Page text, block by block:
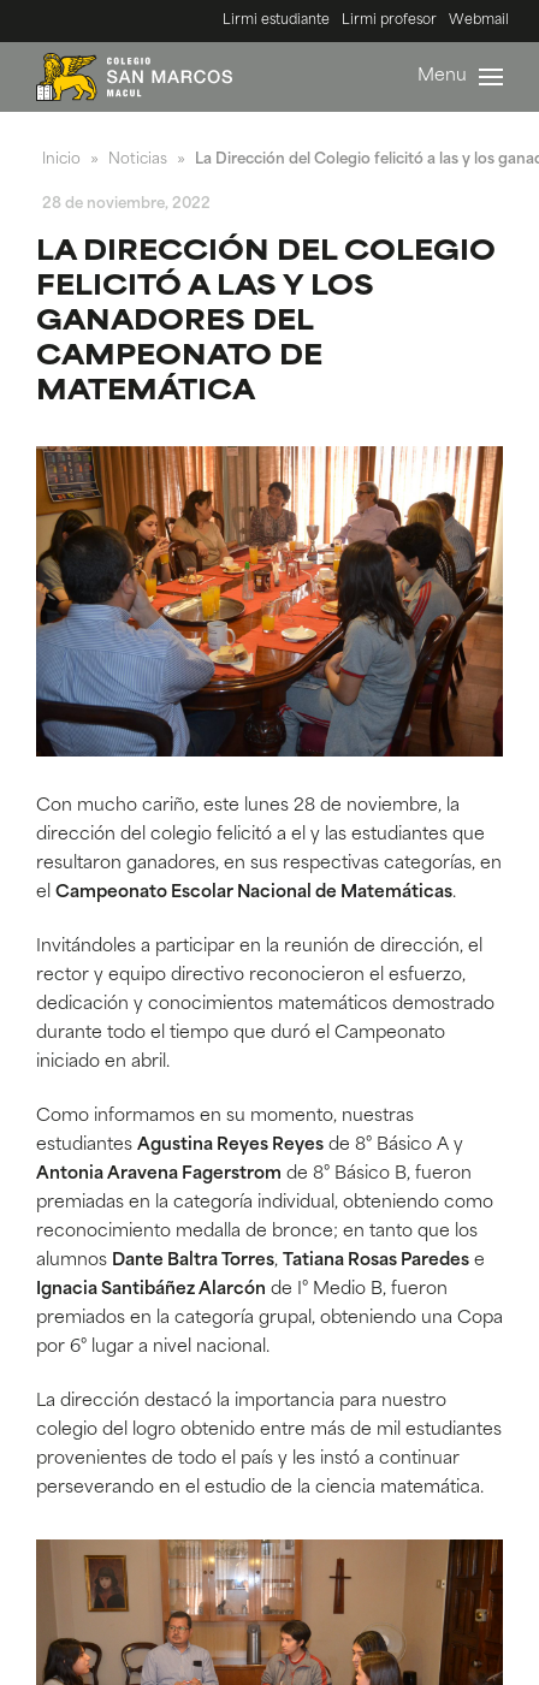
Lirmi estudiante Lirmi profesor Webmail
Menu
Inicio » Noticias » La Dirección del Colegio felicitó a las y los
28 de noviembre, 2022
LA DIRECCIÓN DEL COLEGIO
FELICITÓ A LAS Y LOS
GANADORES DEL
CAMPEONATO DE
MATEMÁTICA
Con mucho cariño, este lunes 28 de noviembre, la
dirección del colegio felicitó a el y las estudiantes que
resultaron ganadores, en sus respectivas categorías, en
el Campeonato Escolar Nacional de Matemáticas.
Invitándoles a participar en la reunión de dirección, el
rector y equipo directivo reconocieron el esfuerzo,
dedicación y conocimientos matemáticos demostrado
durante todo el tiempo que duró el Campeonato
iniciado en abril.
Como informamos en su momento, nuestras
estudiantes Agustina Reyes Reyes de 8° Básico A y
Antonia Aravena Fagerstrom de 8° Básico B, fueron
premiadas en la categoría individual, obteniendo como
reconocimiento medalla de bronce; en tanto que los
alumnos Dante Baltra Torres, Tatiana Rosas Paredes e
Ignacia Santibáñez Alarcón de I° Medio B, fueron
premiados en la categoría grupal, obteniendo una Copa
por 6° lugar a nivel nacional.
La dirección destacó la importancia para nuestro
colegio del logro obtenido entre más de mil estudiantes
provenientes de todo el país y les instó a continuar
perseverando en el estudio de la ciencia matemática.